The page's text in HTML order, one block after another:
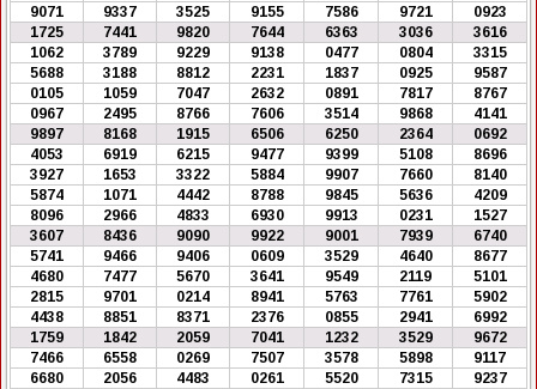
9071
9337 3525 9155 7586 9721
0923
1725
7441 9820 7644 6363 3036
3616
1062
3789 9229 9138 0477 0804
3315
5688
3188 8812 2231 1837 0925
9587
0105
1059 7047 2632 0891 7817
8767
0967
2495 8766 7606 3514 9868
4141
9897
8168 1915 6506 6250 2364
0692
4053
6919 6215 9477 9399 5108
8696
3927
1653 3322 5884 9907 7660
8140
5874
1071 4442 8788 9845 5636
4209
8096
2966 4833 6930 9913 0231
1527
3607
8436 9090 9922 9001 7939
6740
5741
9466 9406 0609 3529 4640
8677
4680
7477 5670 3641 9549 2119
5101
2815
9701 0214 8941 5763 7761
5902
4438
8851 8371 2376 0855 2941
6992
1759
1842 2059 7041 1232 3529
9672
7466
6558 0269 7507 3578 5898
9117
6680
2056 4483 0261 5520 7315
9237